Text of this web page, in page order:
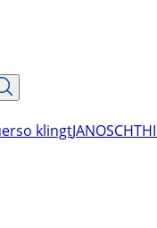
so klingtJANOSCH